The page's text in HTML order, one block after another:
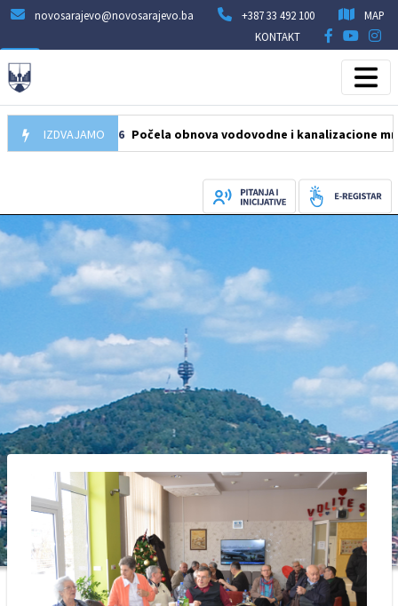
novosarajevo@novosarajevo.ba +387 33 492 100
MAP
KONTAKT
IZDVAJAMO
05.08.2026 Počela obnova vodovodne i kanalizacione mreže u